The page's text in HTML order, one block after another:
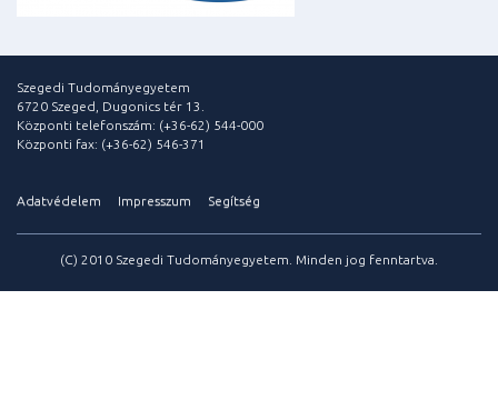
Szegedi Tudományegyetem
6720 Szeged, Dugonics tér 13.
Központi telefonszám: (+36-62) 544-000
Központi fax: (+36-62) 546-371
Adatvédelem Impresszum Segítség
(C) 2010 Szegedi Tudományegyetem. Minden jog fenntartva.